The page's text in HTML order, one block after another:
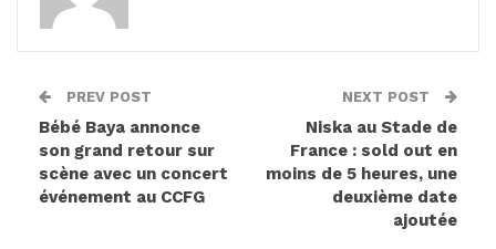
PREV POST
Bébé Baya annonce
son grand retour sur
scène avec un concert
événement au CCFG
NEXT POST
Niska au Stade de
France : sold out en
moins de 5 heures, une
deuxième date
ajoutée